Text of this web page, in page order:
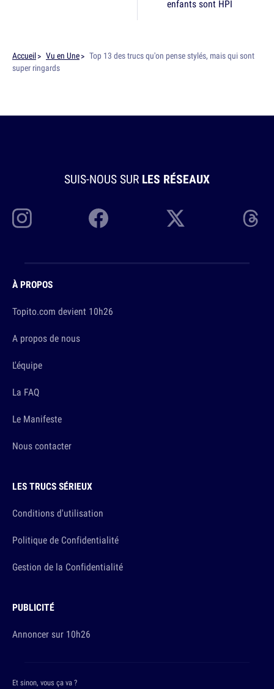
enfants sont HPI
Accueil Vu en Une
Top 13 des trucs qu'on pense stylés, mais qui sont
super ringards
SUIS-NOUS SUR LES RÉSEAUX
À PROPOS
Topito.com devient 10h26
A propos de nous
L'équipe
La FAQ
Le Manifeste
Nous contacter
LES TRUCS SÉRIEUX
Conditions d'utilisation
Politique de Confidentialité
Gestion de la Confidentialité
PUBLICITÉ
Annoncer sur 10h26
Et sinon, vous ça va ?